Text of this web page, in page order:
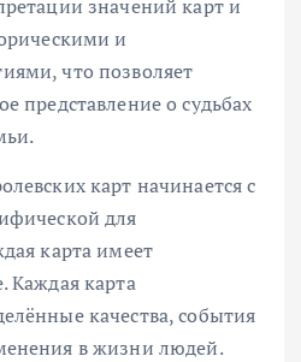
значений карт и
и
что позволяет
представление о судьбах
карт начинается с
для
карта имеет
Каждая карта
качества, события
в жизни людей.